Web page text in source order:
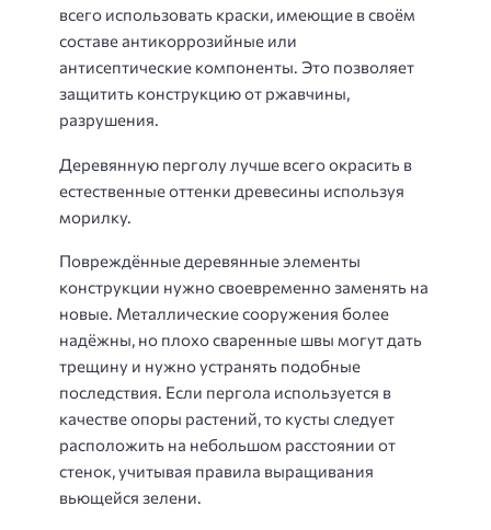
всего использовать краски, имеющие в своём
составе антикоррозийные или
антисептические компоненты. Это позволяет
защитить конструкцию от ржавчины,
разрушения.
Деревянную перголу лучше всего окрасить в
естественные оттенки древесины используя
морилку.
Повреждённые деревянные элементы
конструкции нужно своевременно заменять на
новые. Металлические сооружения более
надёжны, но плохо сваренные швы могут дать
трещину и нужно устранять подобные
последствия. Если пергола используется в
качестве опоры растений, то кусты следует
расположить на небольшом расстоянии от
стенок, учитывая правила выращивания
вьющейся зелени.